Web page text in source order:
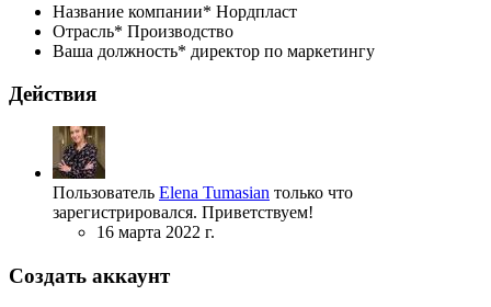
Название компании* Нордпласт
Отрасль* Производство
Ваша должность* директор по маркетингу
Действия
Пользователь Elena Tumasian только что
зарегистрировался. Приветствуем!
16 марта 2022 г.
Создать аккаунт